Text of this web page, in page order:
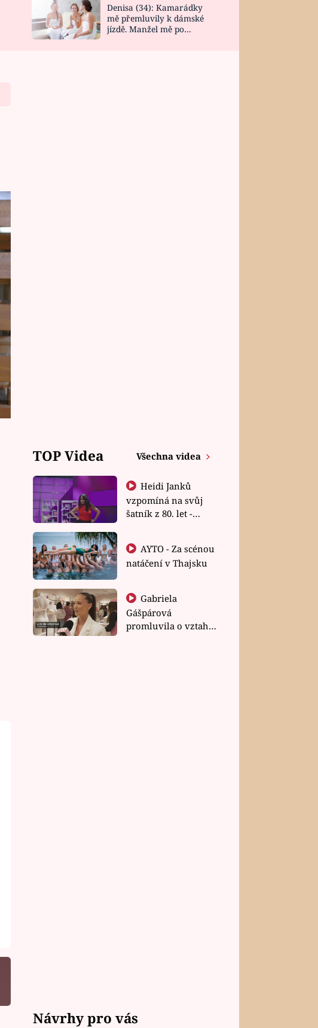
DESIGN
Denisa (34): Kamarádky
mě přemluvily k dámské
jízdě. Manžel mě po
TOP Videa Všechna videa
Heidi Janků
vzpomíná na svůj
šatník z 80. let -
natáčení v Thajsku
Gabriela
Gášpárová
promluvila o vztahu
Návrhy pro vás